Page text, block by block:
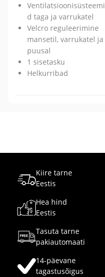
Ventilatsioonisüsteemi
d taga ja varrukatel
Velcro reguleerimine
mansetil, varrukatel ja
puusal
1 sisetasku
Helkurribad
Kiire tarne
Eestis
Hea hind
Eestis
Tasuta tarne
pakiautomaati
14-päevane
tagastusõigus